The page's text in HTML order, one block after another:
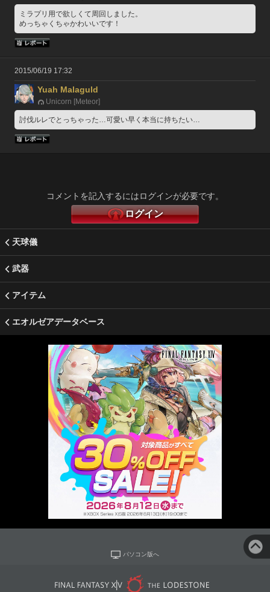
ミラプリ用で欲しくて周回しました。
めっちゃくちゃかわいいです！
2015/06/19 17:32
Yuah Malaguld
Unicorn [Meteor]
討伐ルレでとっちゃった…可愛い早く本当に持ちたい…
コメントを記入するにはログインが必要です。
ログイン
天球儀
武器
アイテム
エオルゼアデータベース
パソコン版へ